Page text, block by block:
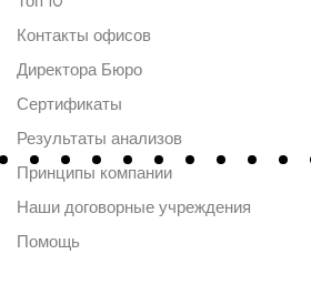
Контакты офисов
Директора Бюро
Сертификаты
Результаты анализов
Принципы компании
Наши договорные учреждения
Помощь